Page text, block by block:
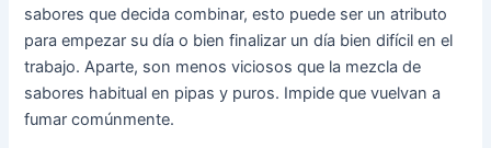
sabores que decida combinar, esto puede ser un atributo
para empezar su día o bien finalizar un día bien difícil en el
trabajo. Aparte, son menos viciosos que la mezcla de
sabores habitual en pipas y puros. Impide que vuelvan a
fumar comúnmente.